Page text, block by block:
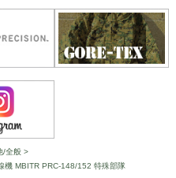
/全般 >
機 MBITR PRC-148/152 特殊部隊